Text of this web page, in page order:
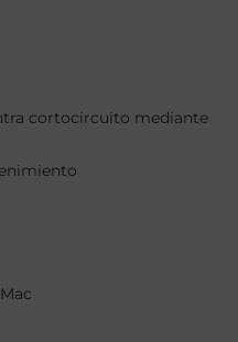
cortocircuito mediante